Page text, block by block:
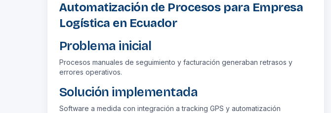
Automatización de Procesos para Empresa
Logística en Ecuador
Problema inicial
Procesos manuales de seguimiento y facturación generaban retrasos y
errores operativos.
Solución implementada
Software a medida con integración a tracking GPS y automatización